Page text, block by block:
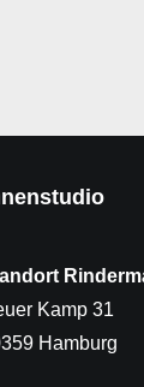
Kamp 31
Hamburg